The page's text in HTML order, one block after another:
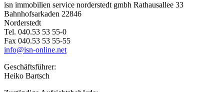
isn immobilien service norderstedt gmbh Rathausallee 33
Bahnhofsarkaden 22846
Norderstedt
Tel. 040.53 53 55-0
Fax 040.53 53 55-55
info@isn-online.net
Geschäftsführer:
Heiko Bartsch